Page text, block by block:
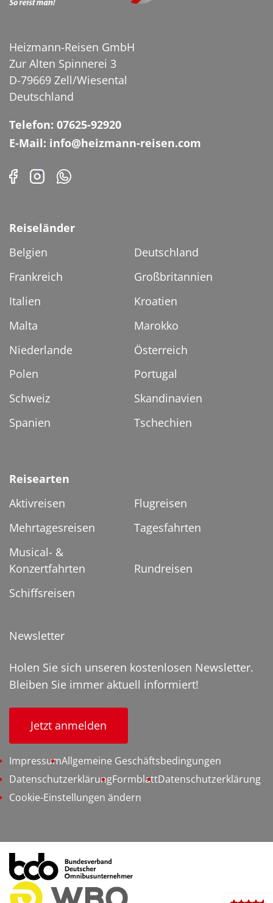
Heizmann-Reisen GmbH
Zur Alten Spinnerei 3
D-79669 Zell/Wiesental
Deutschland
Telefon: 07625-92920
E-Mail: info@heizmann-reisen.com
Reiseländer
Belgien
Deutschland
Frankreich
Großbritannien
Italien
Kroatien
Malta
Marokko
Niederlande
Österreich
Polen
Portugal
Schweiz
Skandinavien
Spanien
Tschechien
Reisearten
Aktivreisen
Flugreisen
Mehrtagesreisen
Tagesfahrten
Musical- &
Konzertfahrten
Rundreisen
Schiffsreisen
Newsletter
Holen Sie sich unseren kostenlosen Newsletter.
Bleiben Sie immer aktuell informiert!
Jetzt anmelden
ImpressumAllgemeine Geschäftsbedingungen
DatenschutzerklärungFormblattDatenschutzerklärung
Cookie-Einstellungen ändern